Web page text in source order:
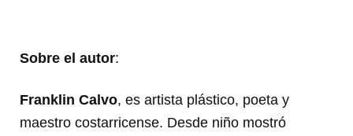
Sobre el autor:
Franklin Calvo, es artista plástico, poeta y
maestro costarricense. Desde niño mostró